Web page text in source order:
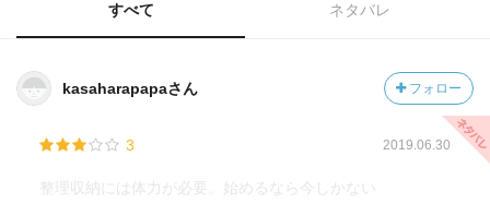
すべて ネタバレ
kasaharapapaさん フォロー
3 2019.06.30
整理収納には体力が必要。始めるなら今しかない